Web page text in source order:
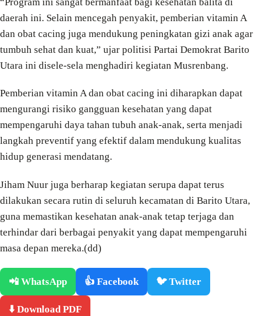
daerah ini. Selain mencegah penyakit, pemberian vitamin A
dan obat cacing juga mendukung peningkatan gizi anak agar
tumbuh sehat dan kuat,” ujar politisi Partai Demokrat Barito
Utara ini disele-sela menghadiri kegiatan Musrenbang.
Pemberian vitamin A dan obat cacing ini diharapkan dapat
mengurangi risiko gangguan kesehatan yang dapat
mempengaruhi daya tahan tubuh anak-anak, serta menjadi
langkah preventif yang efektif dalam mendukung kualitas
hidup generasi mendatang.
Jiham Nuur juga berharap kegiatan serupa dapat terus
dilakukan secara rutin di seluruh kecamatan di Barito Utara,
guna memastikan kesehatan anak-anak tetap terjaga dan
terhindar dari berbagai penyakit yang dapat mempengaruhi
masa depan mereka.(dd)
📲 WhatsApp 👍 Facebook 🐦 Twitter
⬇️ Download PDF